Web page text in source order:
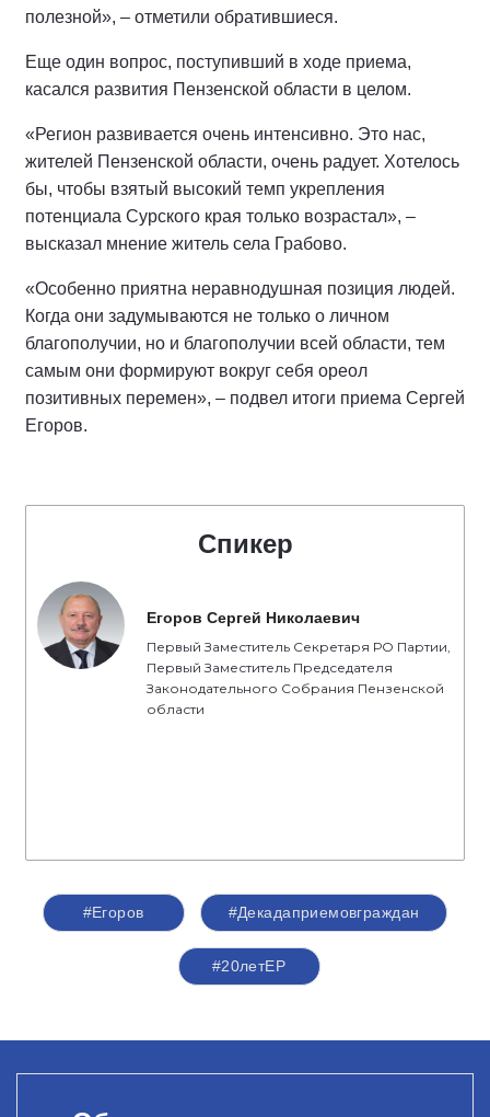
полезной», – отметили обратившиеся.
Еще один вопрос, поступивший в ходе приема,
касался развития Пензенской области в целом.
«Регион развивается очень интенсивно. Это нас,
жителей Пензенской области, очень радует. Хотелось
бы, чтобы взятый высокий темп укрепления
потенциала Сурского края только возрастал», –
высказал мнение житель села Грабово.
«Особенно приятна неравнодушная позиция людей.
Когда они задумываются не только о личном
благополучии, но и благополучии всей области, тем
самым они формируют вокруг себя ореол
позитивных перемен», – подвел итоги приема Сергей
Егоров.
Спикер
Егоров Сергей Николаевич
Первый Заместитель Секретаря РО Партии,
Первый Заместитель Председателя
Законодательного Собрания Пензенской
области
#Егоров #Декадаприемовграждан
#20летЕР